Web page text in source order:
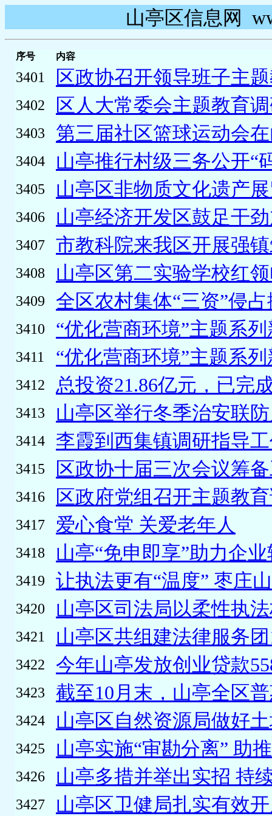
山亭区信息网
序号 内容
3401 区政协召开领导班子主
3402 区人大常委会主题教育
3403 第三届社区篮球运动会
3404 山亭推行村级三务公开“
3405 山亭区非物质文化遗产
3406 山亭经济开发区鼓足干
3407 市教科院来我区开展强
3408 山亭区第二实验学校红
3409 全区农村集体“三资”侵
3410 “优化营商环境”主题系
3411 “优化营商环境”主题系
3412 总投资21.86亿元，已完
3413 山亭区举行冬季治安联
3414 李霞到西集镇调研指导
3415 区政协十届三次会议筹
3416 区政府党组召开主题教
3417 爱心食堂 关爱老年人
3418 山亭“免申即享”助力企
3419 让执法更有“温度” 枣庄
3420 山亭区司法局以柔性执
3421 山亭区共组建法律服务
3422 今年山亭发放创业贷款
3423 截至10月末，山亭全区
3424 山亭区自然资源局做好
3425 山亭实施“审勘分离” 助
3426 山亭多措并举出实招 持
3427 山亭区卫健局扎实有效